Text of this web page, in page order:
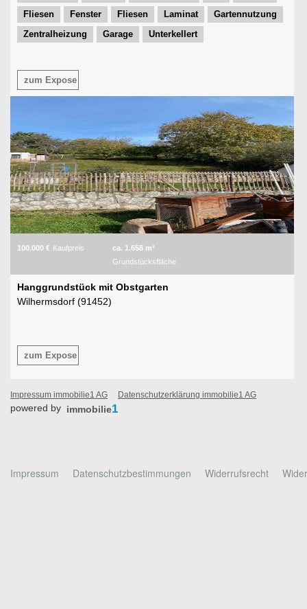
Fliesen
Fenster Fliesen Laminat
Gartennutzung
Zentralheizung
Garage Unterkellert
zum Expose
100.000 € Kaufpreis
ca. 1.658 m²
Grundstücksfläche
Hanggrundstück mit Obstgarten
Wilhermsdorf (91452)
zum Expose
Impressum immobilie1 AG Datenschutzerklärung immobilie1 AG
powered by immobilie1
Impressum Datenschutzbestimmungen Widerrufsrecht